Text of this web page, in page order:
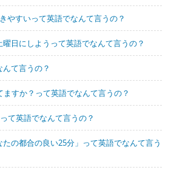
やすいって英語でなんて言うの？
日にしようって英語でなんて言うの？
て言うの？
すか？って英語でなんて言うの？
て英語でなんて言うの？
たの都合の良い25分」って英語でなんて言う